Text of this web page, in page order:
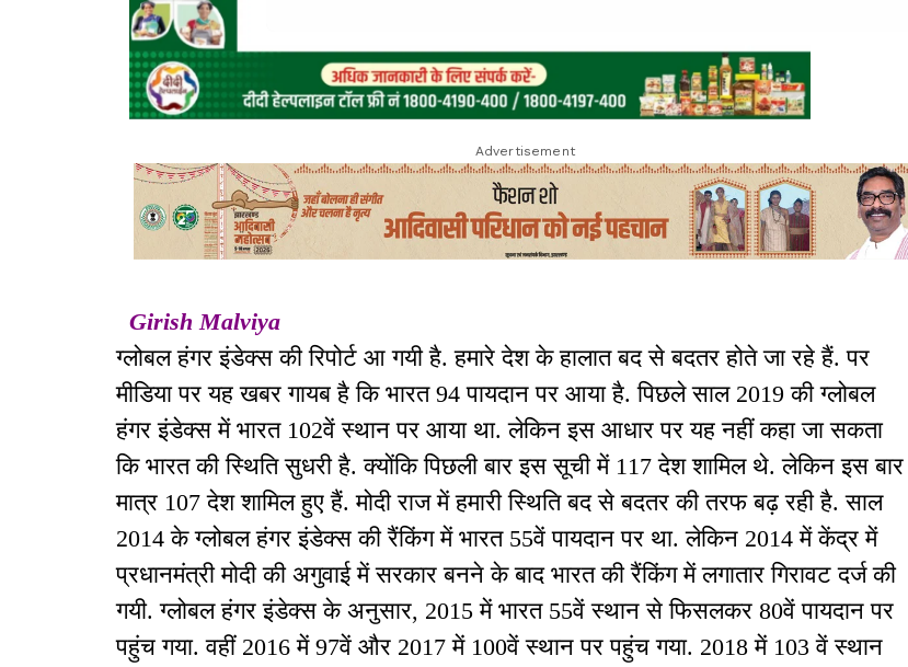
Advertisement
Girish Malviya
ग्लोबल हंगर इंडेक्स की रिपोर्ट आ गयी है. हमारे देश के हालात बद से बदतर होते जा रहे हैं. पर
मीडिया पर यह खबर गायब है कि भारत 94 पायदान पर आया है. पिछले साल 2019 की ग्लोबल
हंगर इंडेक्स में भारत 102वें स्थान पर आया था. लेकिन इस आधार पर यह नहीं कहा जा सकता
कि भारत की स्थिति सुधरी है. क्योंकि पिछली बार इस सूची में 117 देश शामिल थे. लेकिन इस बार
मात्र 107 देश शामिल हुए हैं. मोदी राज में हमारी स्थिति बद से बदतर की तरफ बढ़ रही है. साल
2014 के ग्लोबल हंगर इंडेक्स की रैंकिंग में भारत 55वें पायदान पर था. लेकिन 2014 में केंद्र में
प्रधानमंत्री मोदी की अगुवाई में सरकार बनने के बाद भारत की रैंकिंग में लगातार गिरावट दर्ज की
गयी. ग्लोबल हंगर इंडेक्स के अनुसार, 2015 में भारत 55वें स्थान से फिसलकर 80वें पायदान पर
पहुंच गया. वहीं 2016 में 97वें और 2017 में 100वें स्थान पर पहुंच गया. 2018 में 103 वें स्थान